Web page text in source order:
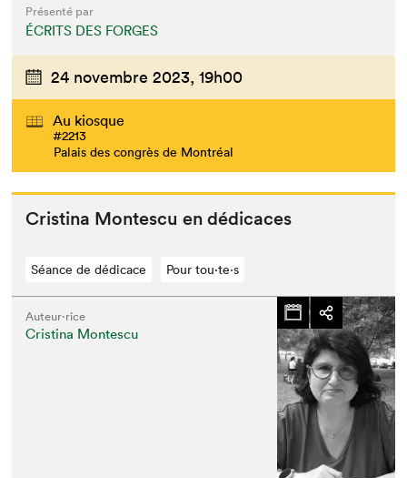
Présenté par
ÉCRITS DES FORGES
24 novembre 2023, 19h00
Au kiosque
#2213
Palais des congrès de Montréal
Cristi­na Mon­tes­cu en dédicaces
Séance de dédicace Pour tou⋅te⋅s
Auteur·rice
Cristina Montescu